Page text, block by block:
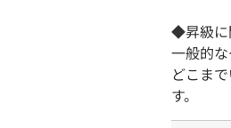
◆昇級に
一般的
どこま
す。